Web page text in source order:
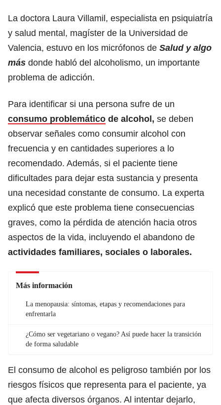
La doctora Laura Villamil, especialista en psiquiatría
y salud mental, magíster de la Universidad de
Valencia, estuvo en los micrófonos de Salud y algo
más donde habló del alcoholismo, un importante
problema de adicción.
Para identificar si una persona sufre de un
consumo problemático de alcohol, se deben
observar señales como consumir alcohol con
frecuencia y en cantidades superiores a lo
recomendado. Además, si el paciente tiene
dificultades para dejar esta sustancia y presenta
una necesidad constante de consumo. La experta
explicó que este problema tiene consecuencias
graves, como la pérdida de atención hacia otros
aspectos de la vida, incluyendo el abandono de
actividades familiares, sociales o laborales.
Más información
La menopausia: síntomas, etapas y recomendaciones para
enfrentarla
¿Cómo ser vegetariano o vegano? Así puede hacer la transición
de forma saludable
El consumo de alcohol es peligroso también por los
riesgos físicos que representa para el paciente, ya
que afecta diversos órganos. Al intentar dejarlo,